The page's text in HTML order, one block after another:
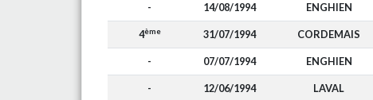
- 14/08/1994 ENGHIEN
4ème 31/07/1994 CORDEMAIS
- 07/07/1994 ENGHIEN
- 12/06/1994 LAVAL